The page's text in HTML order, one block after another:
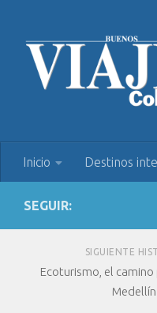
Inicio Destinos
SEGUIR:
SIGUIENTE
Ecoturismo, el
Medellín